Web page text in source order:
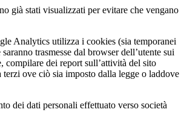
già stati visualizzati per evitare che vengano
Analytics utilizza i cookies (sia temporanei
trasmesse dal browser dell’utente sui
compilare dei report sull’attività del sito
ove ciò sia imposto dalla legge o laddove
dei dati personali effettuato verso società